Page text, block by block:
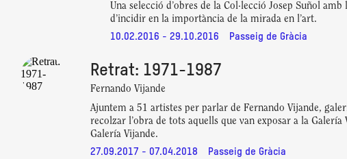
Una selecció d’obres de la Col·lecció Josep Suñol amb
d’incidir en la importància de la mirada en l’art.
10.02.2016 - 29.10.2016
Passeig de Gràcia
Retrat: 1971-1987
Fernando Vijande
Ajuntem a 51 artistes per parlar de Fernando Vijande,
recolzar l’obra de tots aquells que van exposar a la Galería
Galería Vijande.
27.09.2017 - 07.04.2018
Passeig de Gràcia